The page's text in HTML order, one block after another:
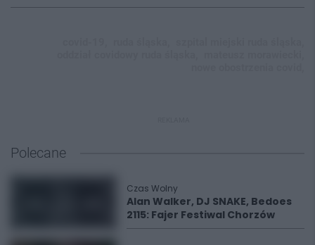
Polecane
Czas Wolny
Alan Walker, DJ SNAKE, Bedoes
2115: Fajer Festiwal Chorzów